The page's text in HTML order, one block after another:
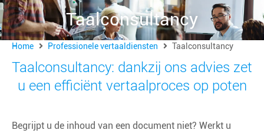
Taalconsultancy
Home Professionele vertaaldiensten Taalconsultancy
Taalconsultancy: dankzij ons advies zet
u een efficiënt vertaalproces op poten
Begrijpt u de inhoud van een document niet? Werkt u